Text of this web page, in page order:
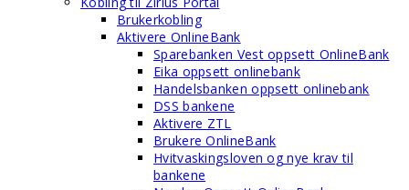
Brukerkobling
Aktivere OnlineBank
Sparebanken Vest oppsett OnlineBank
Eika oppsett onlinebank
Handelsbanken oppsett onlinebank
DSS bankene
Aktivere ZTL
Brukere OnlineBank
Hvitvaskingsloven og nye krav til
bankene